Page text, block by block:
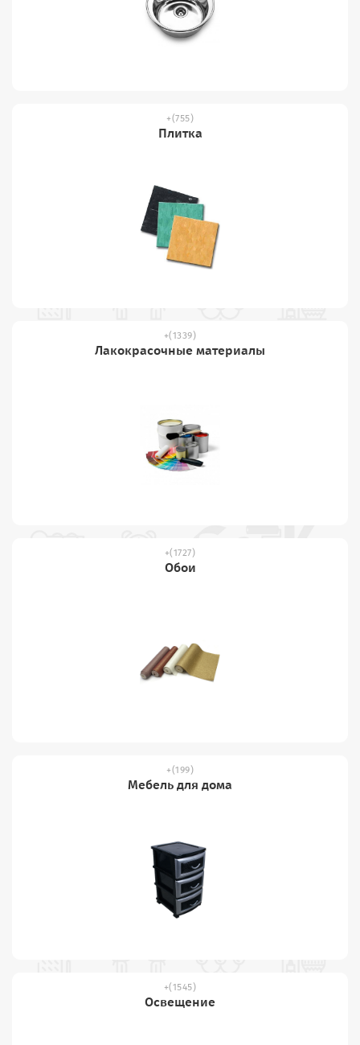
(755)
Плитка
(1339)
Лакокрасочные материалы
(1727)
Обои
(199)
Мебель для дома
(1545)
Освещение